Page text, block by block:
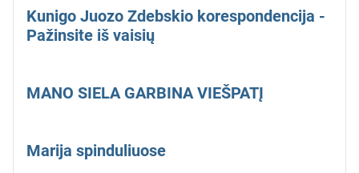
Kunigo Juozo Zdebskio korespondencija -
Pažinsite iš vaisių
MANO SIELA GARBINA VIEŠPATĮ
Marija spinduliuose